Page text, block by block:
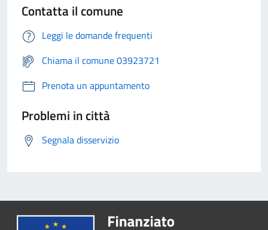
Contatta il comune
Leggi le domande frequenti
Chiama il comune 03923721
Prenota un appuntamento
Problemi in città
Segnala disservizio